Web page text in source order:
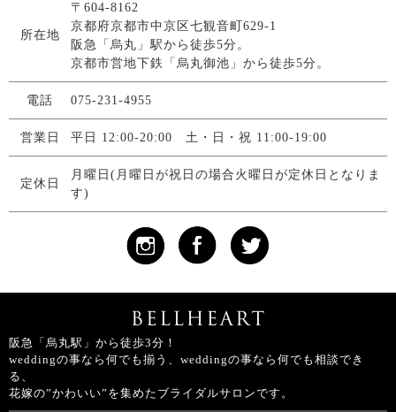
所在地
〒604-8162
京都府京都市中京区七観音町629-1
阪急「烏丸」駅から徒歩5分。
京都市営地下鉄「烏丸御池」から徒歩5分。
電話 075-231-4955
営業日 平日 12:00-20:00 土・日・祝 11:00-19:00
定休日
月曜日(月曜日が祝日の場合火曜日が定休日となりま
す)
阪急「烏丸駅」から徒歩3分！
weddingの事なら何でも揃う、weddingの事なら何でも相談でき
る、
花嫁の”かわいい”を集めたブライダルサロンです。